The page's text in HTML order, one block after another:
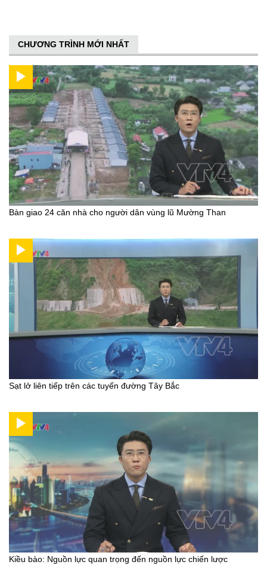
CHƯƠNG TRÌNH MỚI NHẤT
Bàn giao 24 căn nhà cho người dân vùng lũ Mường Than
Sạt lở liên tiếp trên các tuyến đường Tây Bắc
Kiều bào: Nguồn lực quan trọng đến nguồn lực chiến lược